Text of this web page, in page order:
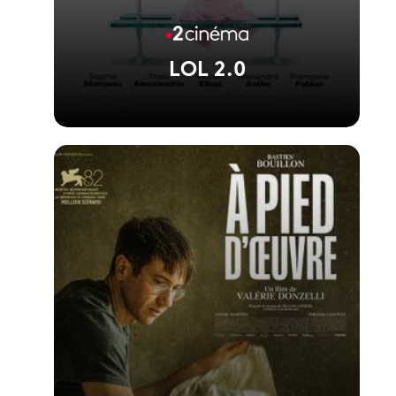
LOL 2.0
La suite de LOL réalisée par Lisa Azuelos
Voir la fiche du film